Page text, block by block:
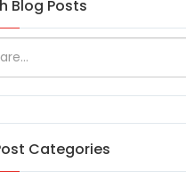
Blog Posts
Categories